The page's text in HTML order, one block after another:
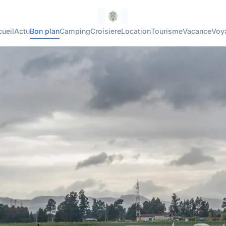
ActuBon planCampingCroisiereLocationTourismeVacance